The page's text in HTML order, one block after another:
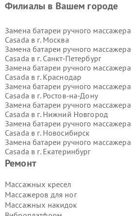
Ремонт
Массажных кресел
Массажеров для ног
Массажных накидок
Филиалы в Вашем городе
Замена батареи ручного массажера
Casada в г. Москва
Замена батареи ручного массажера
Casada в г. Санкт-Петербург
Замена батареи ручного массажера
Casada в г. Краснодар
Замена батареи ручного массажера
Casada в г. Ростов-на-Дону
Замена батареи ручного массажера
Casada в г. Нижний Новгород
Замена батареи ручного массажера
Casada в г. Новосибирск
Замена батареи ручного массажера
Casada в г. Екатеринбург
Замена батареи ручного массажера
Casada в г.
Casada в г.Воронеж
Замена батареи ручного массажера
Casada в г.Волгоград